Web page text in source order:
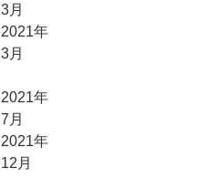
3月
2021年
3月
2021年
7月
2021年
12月